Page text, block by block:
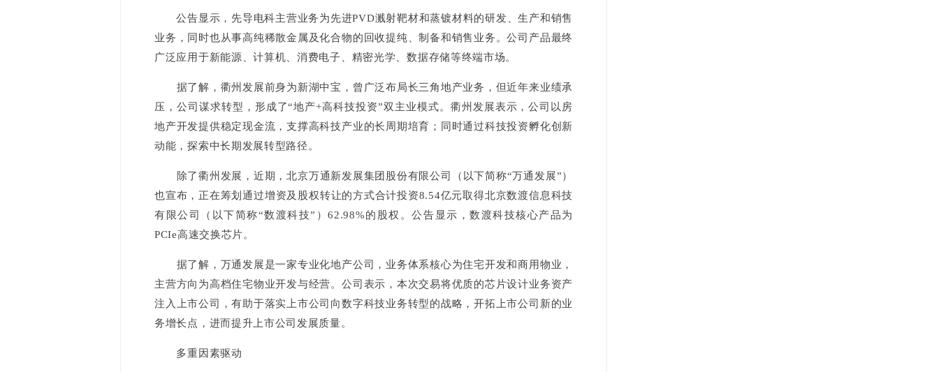
公告显示，先导电科主营业务为先进PVD溅射靶材和蒸镀材料的研发、生产和销售
业务，同时也从事高纯稀散金属及化合物的回收提纯、制备和销售业务。公司产品最终
广泛应用于新能源、计算机、消费电子、精密光学、数据存储等终端市场。
据了解，衢州发展前身为新湖中宝，曾广泛布局长三角地产业务，但近年来业绩承
压，公司谋求转型，形成了“地产+高科技投资”双主业模式。衢州发展表示，公司以房
地产开发提供稳定现金流，支撑高科技产业的长周期培育；同时通过科技投资孵化创新
动能，探索中长期发展转型路径。
除了衢州发展，近期，北京万通新发展集团股份有限公司（以下简称“万通发展”）
也宣布，正在筹划通过增资及股权转让的方式合计投资8.54亿元取得北京数渡信息科技
有限公司（以下简称“数渡科技”）62.98%的股权。公告显示，数渡科技核心产品为
PCIe高速交换芯片。
据了解，万通发展是一家专业化地产公司，业务体系核心为住宅开发和商用物业，
主营方向为高档住宅物业开发与经营。公司表示，本次交易将优质的芯片设计业务资产
注入上市公司，有助于落实上市公司向数字科技业务转型的战略，开拓上市公司新的业
务增长点，进而提升上市公司发展质量。
多重因素驱动